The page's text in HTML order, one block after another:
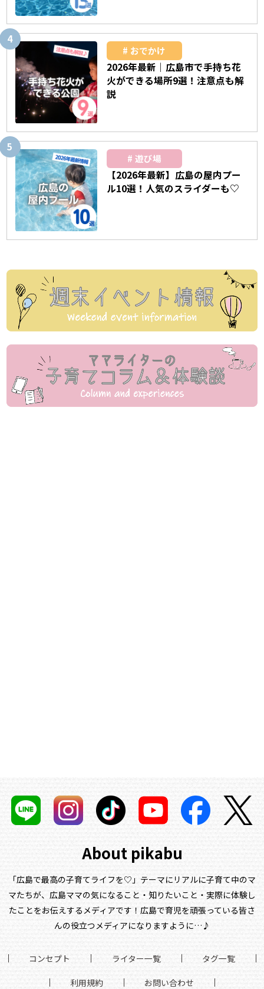
おでかけ
2026年最新｜広島市で手持ち花
火ができる場所9選！注意点も解
説
遊び場
【2026年最新】広島の屋内プー
ル10選！人気のスライダーも♡
About pikabu
「広島で最高の子育てライフを♡」テーマにリアルに子育て中のマ
マたちが、 広島ママの気になること・知りたいこと・実際に体験し
たことをお伝えするメディアです！ 広島で育児を頑張っている皆さ
んの役立つメディアになりますように…♪
コンセプト ライター一覧 タグ一覧
利用規約 お問い合わせ